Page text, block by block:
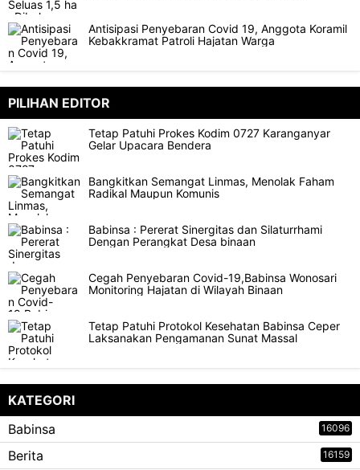
Antisipasi Penyebaran Covid 19, Anggota Koramil
Kebakkramat Patroli Hajatan Warga
PILIHAN EDITOR
Tetap Patuhi Prokes Kodim 0727 Karanganyar
Gelar Upacara Bendera
Bangkitkan Semangat Linmas, Menolak Faham
Radikal Maupun Komunis
Babinsa : Pererat Sinergitas dan Silaturrhami
Dengan Perangkat Desa binaan
Cegah Penyebaran Covid-19,Babinsa Wonosari
Monitoring Hajatan di Wilayah Binaan
Tetap Patuhi Protokol Kesehatan Babinsa Ceper
Laksanakan Pengamanan Sunat Massal
KATEGORI
Babinsa
16096
Berita 16159